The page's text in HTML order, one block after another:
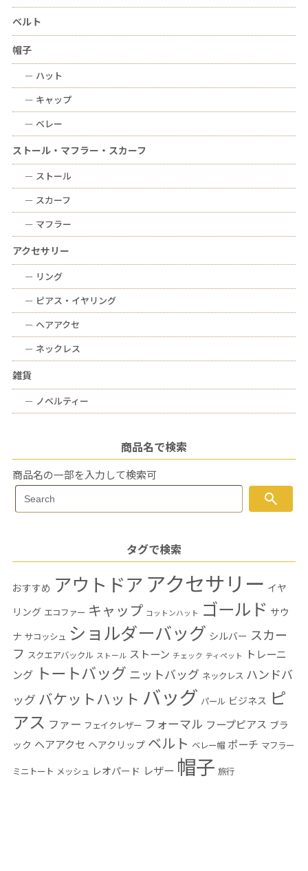
ベルト
帽子
ー ハット
ー キャップ
ー ベレー
ストール・マフラー・スカーフ
ー ストール
ー スカーフ
ー マフラー
アクセサリー
ー リング
ー ピアス・イヤリング
ー ヘアアクセ
ー ネックレス
雑貨
ー ノベルティー
商品名で検索
商品名の一部を入力して検索可
Search
for:
search
タグで検索
おすすめ アウトドア アクセサリー イヤ
リング エコファー キャップ コットンハット ゴールド サウ
ナ サコッシュ ショルダーバッグ シルバー スカー
フ スクエアバックル ストール ストーン チェック ティペット
トレーニ
ング トートバッグ ニットバッグ ネックレス ハンドバ
ッグ バケットハット バッグ パール ビジネス ピ
アス ファー フェイクレザー フォーマル フープピアス ブラ
ック ヘアアクセ ヘアクリップ ベルト ベレー帽 ポーチ マフラー
ミニトート メッシュ レオパード レザー 帽子 旅行